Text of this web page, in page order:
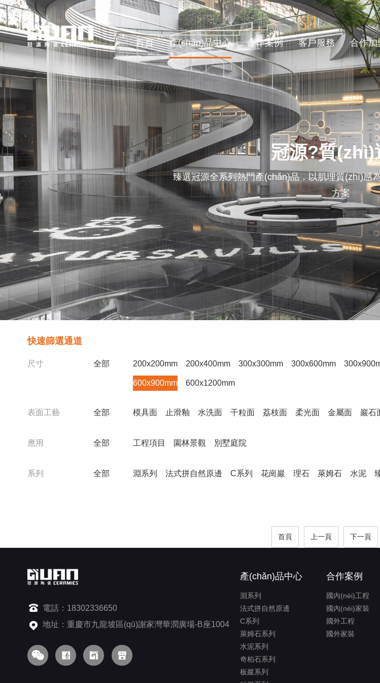
首頁 產(chǎn)品中心 合作案例 客戶服務 合作加
冠源?質(zhì)
臻選冠源全系列熱門產(chǎn)品，以肌理質(zhì)感為
方案
快速篩選通道
尺寸 全部 200x200mm 200x400mm 300x300mm 300x600mm
600x900mm 600x1200mm
表面工藝 全部 模具面 止滑釉 水洗面 干粒面 荔枝面 柔光面 金屬面 巖石
應用 全部 工程項目 園林景觀 別墅庭院
系列 全部 淵系列 法式拼自然原邊 C系列 花崗巖 理石 萊姆石 水泥
首頁 上一頁 下一頁
產(chǎn)品中心
淵系列
法式拼自然原邊
C系列
萊姆石系列
水泥系列
奇柏石系列
板巖系列
合作案例
國內(nèi)工程
國內(nèi)家裝
國外工程
國外家裝
電話：18302336650
地址：重慶市九龍坡區(qū)謝家灣華潤廣場-B座1004